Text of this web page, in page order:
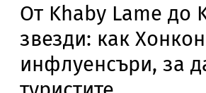
От Khaby Lame до
звезди: как
инфлуенсъри, за